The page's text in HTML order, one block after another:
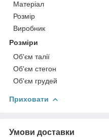
Матеріал
Розмір
Виробник
Розміри
Об'єм талії
Об'єм стегон
Об'єм грудей
Приховати
Умови доставки